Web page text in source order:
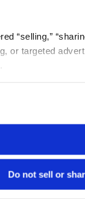
“selling,”
or targeted
Do not sell or